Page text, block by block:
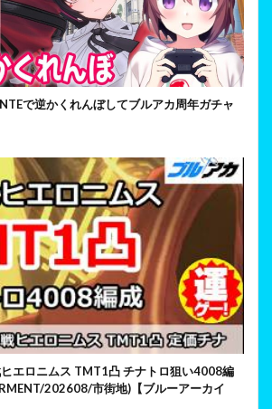
で逆かくれんぼしてブルアカ周年ガチャ
ヒエロニムス TMT1凸 チナトロ狙い4008編
202608/市街地)【ブルーアーカイ